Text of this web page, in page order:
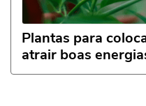
Plantas para
atrair boas